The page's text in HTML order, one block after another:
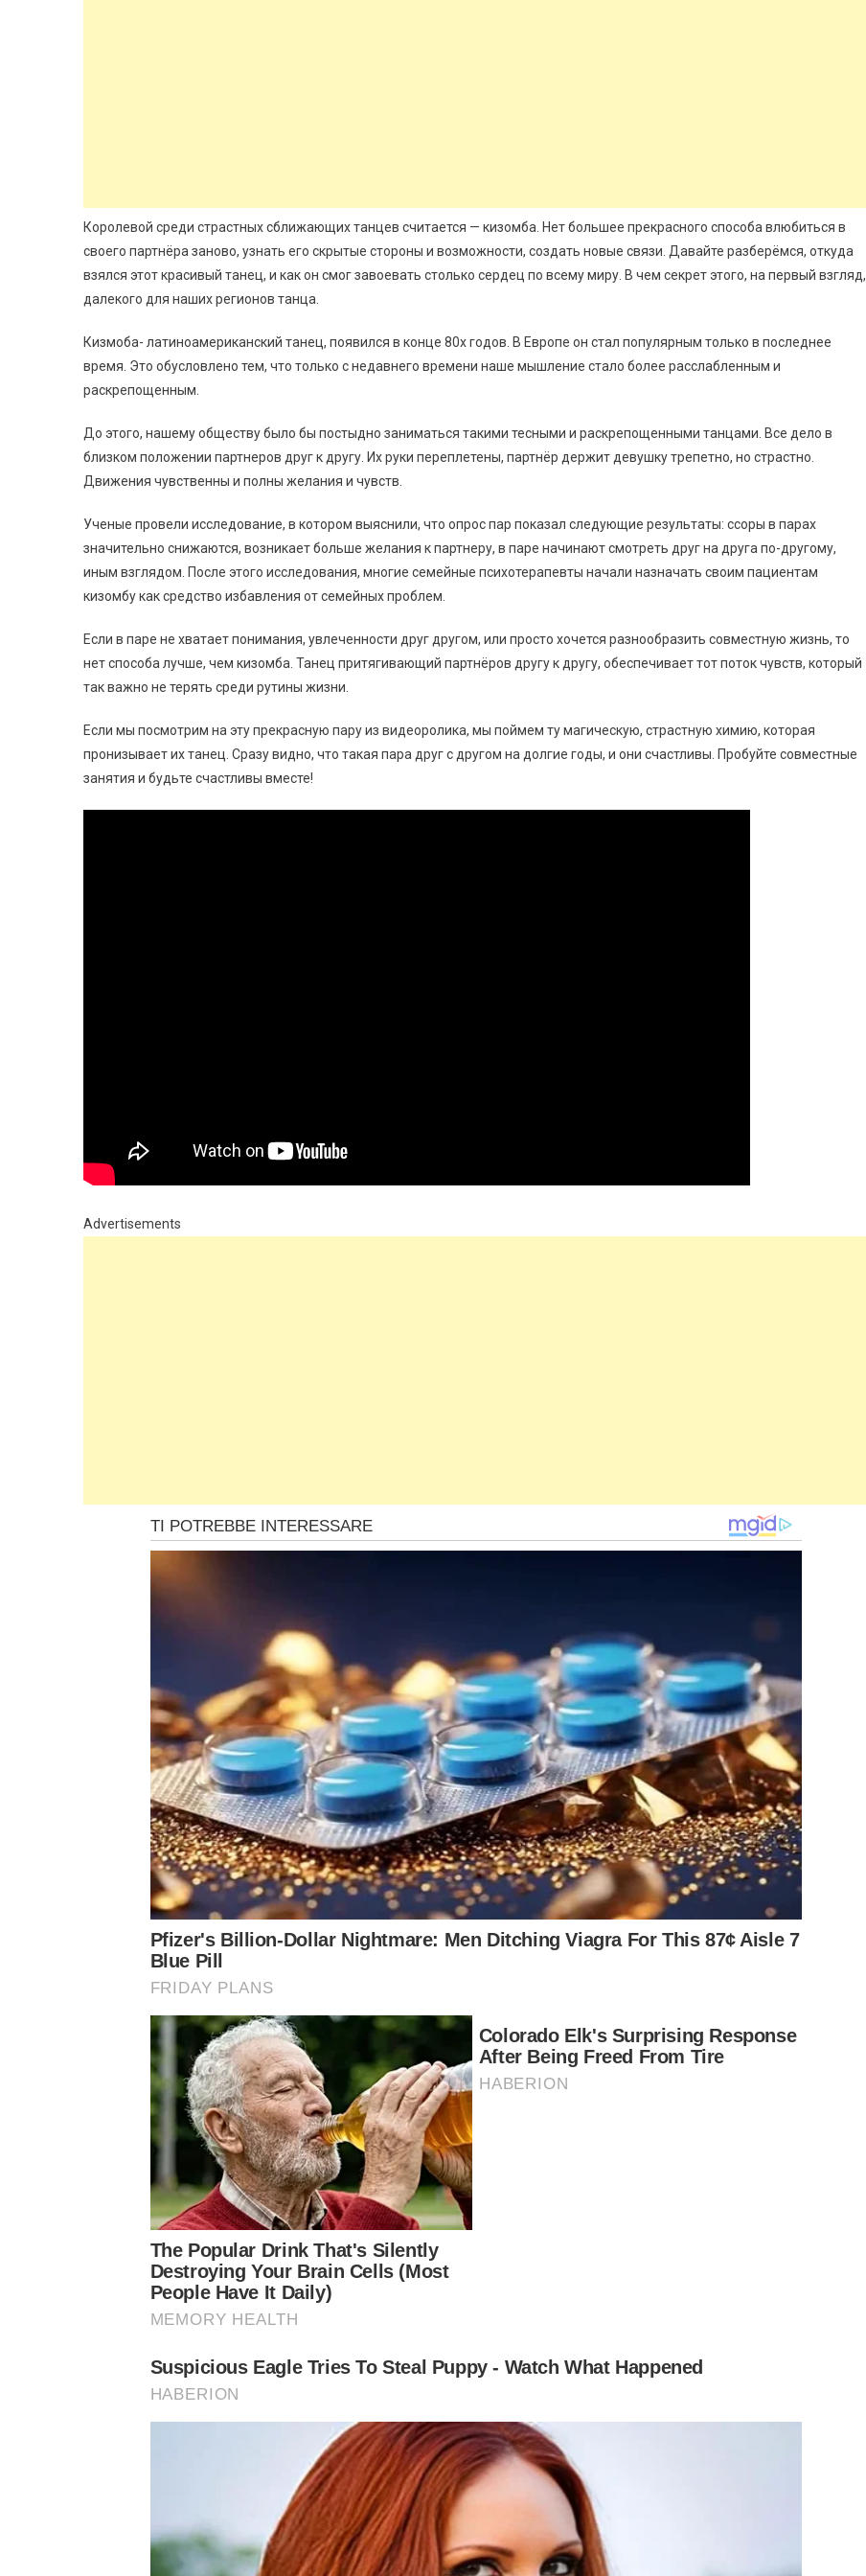
Королевой среди страстных сближающих танцев считается — кизомба. Нет большее прекрасного способа влюбиться в
своего партнёра заново, узнать его скрытые стороны и возможности, создать новые связи. Давайте разберёмся, откуда
взялся этот красивый танец, и как он смог завоевать столько сердец по всему миру. В чем секрет этого, на первый взгляд,
далекого для наших регионов танца.
Кизмоба- латиноамериканский танец, появился в конце 80х годов. В Европе он стал популярным только в последнее
время. Это обусловлено тем, что только с недавнего времени наше мышление стало более расслабленным и
раскрепощенным.
До этого, нашему обществу было бы постыдно заниматься такими тесными и раскрепощенными танцами. Все дело в
близком положении партнеров друг к другу. Их руки переплетены, партнёр держит девушку трепетно, но страстно.
Движения чувственны и полны желания и чувств.
Ученые провели исследование, в котором выяснили, что опрос пар показал следующие результаты: ссоры в парах
значительно снижаются, возникает больше желания к партнеру, в паре начинают смотреть друг на друга по-другому,
иным взглядом. После этого исследования, многие семейные психотерапевты начали назначать своим пациентам
кизомбу как средство избавления от семейных проблем.
Если в паре не хватает понимания, увлеченности друг другом, или просто хочется разнообразить совместную жизнь, то
нет способа лучше, чем кизомба. Танец притягивающий партнёров другу к другу, обеспечивает тот поток чувств, который
так важно не терять среди рутины жизни.
Если мы посмотрим на эту прекрасную пару из видеоролика, мы поймем ту магическую, страстную химию, которая
пронизывает их танец. Сразу видно, что такая пара друг с другом на долгие годы, и они счастливы. Пробуйте совместные
занятия и будьте счастливы вместе!
Advertisements